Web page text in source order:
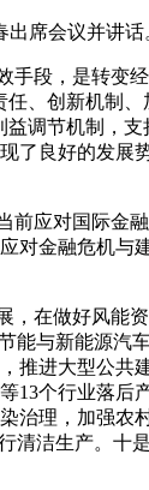
席会议并讲话
段，是转变
、创新机制
调节机制，
了良好的发展
应对国际金
对金融危机与
在做好风能
能与新能源汽
推进大型公共
13个行业落后
治理，加强农
清洁生产。十